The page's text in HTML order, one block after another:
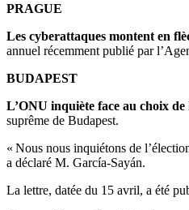
PRAGUE
Les cyberattaques montent en
annuel récemment publié par
BUDAPEST
L’ONU inquiète face au choix
suprême de Budapest.
« Nous nous inquiétons de
a déclaré M. García-Sayán.
La lettre, datée du 15 avril, a été